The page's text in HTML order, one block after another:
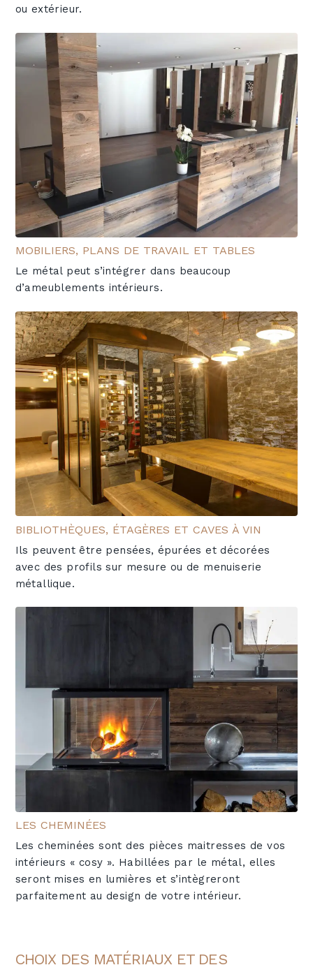
ou extérieur.
MOBILIERS, PLANS DE TRAVAIL ET TABLES
Le métal peut s’intégrer dans beaucoup
d’ameublements intérieurs.
BIBLIOTHÈQUES, ÉTAGÈRES ET CAVES À VIN
Ils peuvent être pensées, épurées et décorées
avec des profils sur mesure ou de menuiserie
métallique.
LES CHEMINÉES
Les cheminées sont des pièces maitresses de vos
intérieurs « cosy ». Habillées par le métal, elles
seront mises en lumières et s’intègreront
parfaitement au design de votre intérieur.
CHOIX DES MATÉRIAUX ET DES